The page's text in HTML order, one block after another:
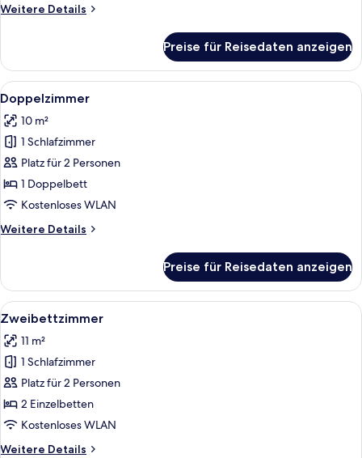
Weitere Details
Weitere
Preise für Reisedaten anzeigen
Alle
Fotos
für
Doppelzimmer
anzeigen
Ein ordentlich bezogenes Bett mit
10
Doppelzimmer
10 m²
1 Schlafzimmer
Platz für 2 Personen
1 Doppelbett
Kostenloses WLAN
Weitere Details
Weitere
Preise für Reisedaten anzeigen
Alle
Fotos
für
Zweibettzimmer
anzeigen
Ein kleines, sauberes Zimmer mit
9
Zweibettzimmer
11 m²
1 Schlafzimmer
Platz für 2 Personen
2 Einzelbetten
Kostenloses WLAN
Weitere Details
Weitere